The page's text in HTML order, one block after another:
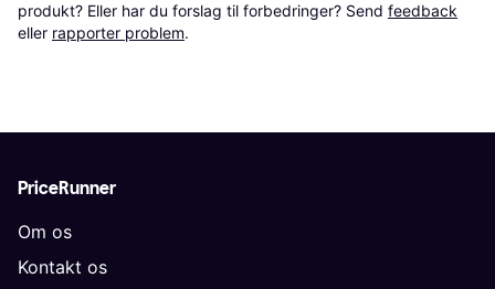
produkt? Eller har du forslag til forbedringer? Send feedback
eller rapporter problem.
PriceRunner
Om os
Kontakt os